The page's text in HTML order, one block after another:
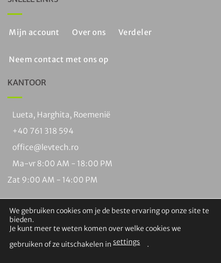
Mijn account Over ons Verdeler
Neem contact met ons op
KANTOOR
Lueta, Harghita, Roemenië
+40 761 318 594
office@levtech.ro
Ma-vr 8:00 AM - 18:00 PM
Zat 9:00 AM - 14:00 PM
Visa PayPal MasterCardRembours
We gebruiken cookies om je de beste ervaring op onze site te
bieden.
Je kunt meer te weten komen over welke cookies we
gebruiken of ze uitschakelen in settings .